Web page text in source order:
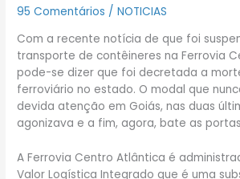
95 Comentários /NOTICIAS
Com a recente notícia de que foi
transporte de contêineres na Ferrovia
pode-se dizer que foi decretada a
ferroviário no estado. O modal que
devida atenção em Goiás, nas duas
agonizava e a fim, agora, bate as
A Ferrovia Centro Atlântica é
Valor Logística Integrado que é uma